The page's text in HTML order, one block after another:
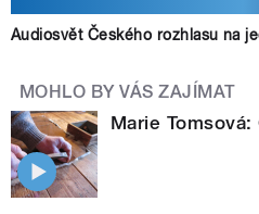
Audiosvět Českého rozhlasu na
MOHLO BY VÁS ZAJÍMAT
Marie